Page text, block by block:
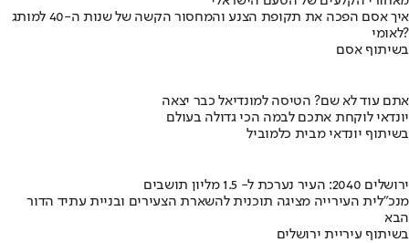
איך אסם הפכה את תקופת הצנע והמחסור הקשה של שנות ה-40 למותג
לאומי?
בשיתוף אסם
אתם עוד לא שם? הטיסה למונדיאל כבר יצאה
יונדאי לוקחת אתכם לבמה הכי גדולה בעולם
בשיתוף יונדאי מבית כלמוביל
ירושלים 2040: העיר נערכת ל- 1.5 מליון תושבים
מנכ"לית העירייה מציגה תוכנית להשארת הצעירים ובניית עתיד הדור
הבא
בשיתוף עיריית ירושלים